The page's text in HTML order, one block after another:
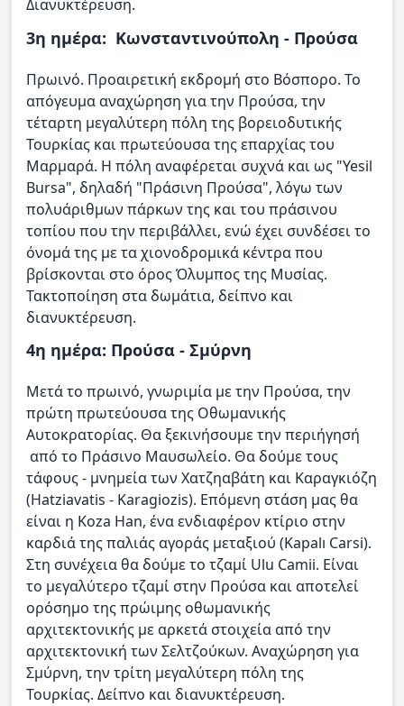
Διανυκτέρευση.
3η ημέρα: Κωνσταντινούπολη - Προύσα
Πρωινό. Προαιρετική εκδρομή στο Βόσπορο. Το
απόγευμα αναχώρηση για την Προύσα, την
τέταρτη μεγαλύτερη πόλη της βορειοδυτικής
Τουρκίας και πρωτεύουσα της επαρχίας του
Μαρμαρά. Η πόλη αναφέρεται συχνά και ως "Yesil
Bursa", δηλαδή "Πράσινη Προύσα", λόγω των
πολυάριθμων πάρκων της και του πράσινου
τοπίου που την περιβάλλει, ενώ έχει συνδέσει το
όνομά της με τα χιονοδρομικά κέντρα που
βρίσκονται στο όρος Όλυμπος της Μυσίας.
Τακτοποίηση στα δωμάτια, δείπνο και
διανυκτέρευση.
4η ημέρα: Προύσα - Σμύρνη
Μετά το πρωινό, γνωριμία με την Προύσα, την
πρώτη πρωτεύουσα της Οθωμανικής
Αυτοκρατορίας. Θα ξεκινήσουμε την περιήγησή
από το Πράσινο Μαυσωλείο. Θα δούμε τους
τάφους - μνημεία των Χατζηαβάτη και Καραγκιόζη
(Hatziavatis - Karagiozis). Επόμενη στάση μας θα
είναι η Koza Han, ένα ενδιαφέρον κτίριο στην
καρδιά της παλιάς αγοράς μεταξιού (Kapalı Carsi).
Στη συνέχεια θα δούμε το τζαμί Ulu Camii. Είναι
το μεγαλύτερο τζαμί στην Προύσα και αποτελεί
ορόσημο της πρώιμης οθωμανικής
αρχιτεκτονικής με αρκετά στοιχεία από την
αρχιτεκτονική των Σελτζούκων. Αναχώρηση για
Σμύρνη, την τρίτη μεγαλύτερη πόλη της
Τουρκίας. Δείπνο και διανυκτέρευση.